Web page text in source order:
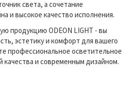
света, а сочетание
и высокое качество исполнения.
продукцию ODEON LIGHT - вы
эстетику и комфорт для вашего
профессиональное осветительное
качества и современным дизайном.